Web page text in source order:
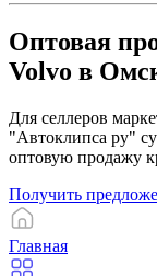
Оптовая
Volvo в
Для селлеров
"Автоклипса ру"
оптовую продажу
Получить
Главная